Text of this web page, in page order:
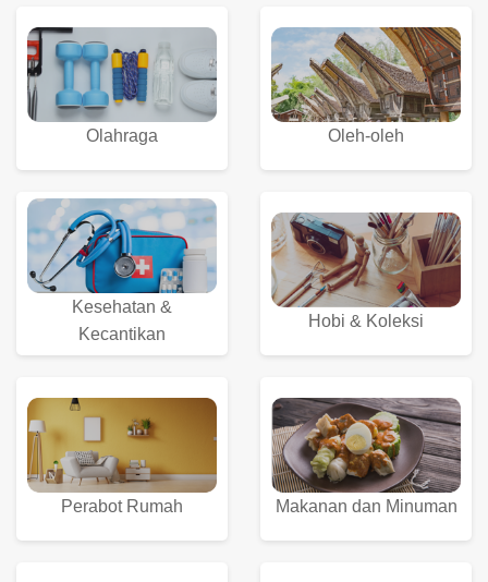
Olahraga Oleh-oleh
Kesehatan &
Kecantikan
Hobi & Koleksi
Perabot Rumah Makanan dan Minuman